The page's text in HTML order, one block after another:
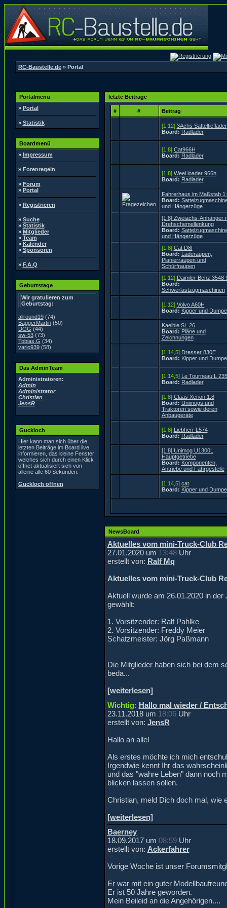
RC-Baustelle.de» Portal
Portalmenü
» Portal
» Statistik
Boardmenü
» Impressum
» Forenregeln
» Forum
» Portal
» Registrieren
» Suche
» Statistik
» Mitglieder
» Team
» Kalender
» Sponsoren
» F.A.Q
Geburtstage
Wir gratulieren zum
Geburtstag:
allround19(74)
BaggerMartin(50)
DOG (44)
sw-53(73)
Tobias.G (34)
vario939(58)
Das AdminTeam
Administratoren:
Admin
Administrator
Christian
JensR
Guckloch
Hier kann man sich über die
letzten Beiträge im Board live
informieren, das kleine Fenster
welches sich durch einen Klick
öffnet aktualisiert sich von
alleine alle 60 Sekunden.
Guckloch öffnen
letzte Beiträge
# # Beitrag
[1:12] 3Achs Satteltieflader
Board: Radlader
[1:8] Cat966H
Board: Radlader
[1:8] Weel loader 966h
Board: Radlader
Fahrerhaus im Maßstab
Board:
und Hängerzüge
[1:8] Zweiachs-Anhänger
Drehschemellenkung
Board:
und Hängerzüge
[1:8] Cat D8f
Board: Laderaupen,
Planierraupen und
Schürfraupen
[1:12] Daimler-Benz 3548
Board:
Schwerlastzugmaschinen
[1:12] Volvo A60H
Board: Kipper und
Kaelble SL 26
Board: Pläne und
Zeichnungen
[1:14,5] Dresser 830E
Board: Kipper und
[1:14,5] Le Tourneau L
Board: Radlader
[1:8] Claas Xerion 1:8
Board: Unimogs und
Traktoren sowie deren
Anbaugeräte
[1:8] Liebherr L574
Board: Radlader
[1:8] Unimog U1300L
Hauptgetriebe
Board: Komponenten,
Antriebe und Fahrgestelle
[1:14,5] cat
Board: Kipper und
NewsBoard
Aktuelles vom mini-Truck-Club
27.01.2020 um 13:48Uhr
erstellt von: Ralf Mq
Aktuelles vom mini-Truck-Club
Aktuell wurde am 26.01.2020 in
gewählt:
1. Vorsitzender: Ralf Pahlke
2. Vorsitzender: Freddy Meier
Schatzmeister: Jörg Paßmann
Die Mitglieder haben sich bei dem
beda...
[weiterlesen]
Wichtig: Hallo mal wieder /
23.11.2018 um 18:06Uhr
erstellt von: JensR
Hallo an alle!
Als erstes möchte ich mich
Irgendwie kennt Ihr das
und das "wahre Leben" dann noch
blicken lassen sollen.
Christian, meld Dich doch mal, wie
[weiterlesen]
Baerney
18.09.2017 um 08:59Uhr
erstellt von: Ackerfahrer
Vorige Woche ist unser
Er war mit ein guter
Er ist 50 Jahre geworden.
Mein Beileid an die Angehörigen....